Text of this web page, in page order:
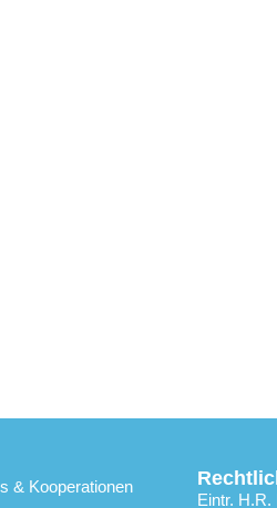
& Kooperationen
Eintr. H.R.